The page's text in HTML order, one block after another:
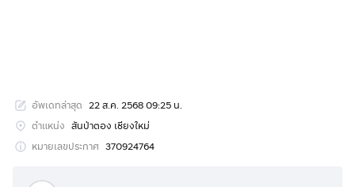
อัพเดทล่าสุด 22 ส.ค. 2568 09:25 น.
ตำแหน่ง สันป่าตอง เชียงใหม่
หมายเลขประกาศ 370924764